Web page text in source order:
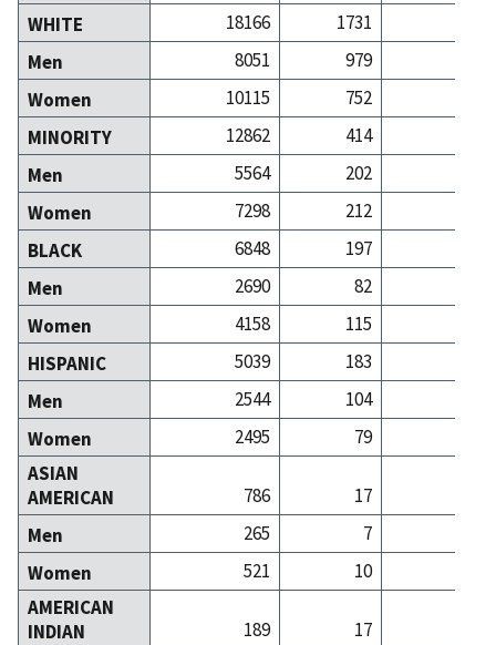
WHITE
18166 1731
Men
8051 979
Women
10115 752
MINORITY
12862 414
Men
5564 202
Women
7298 212
BLACK
6848 197
Men
2690 82
Women
4158 115
HISPANIC
5039 183
Men
2544 104
Women
2495 79
ASIAN
AMERICAN
786 17
Men
265 7
Women
521 10
AMERICAN
INDIAN
189 17